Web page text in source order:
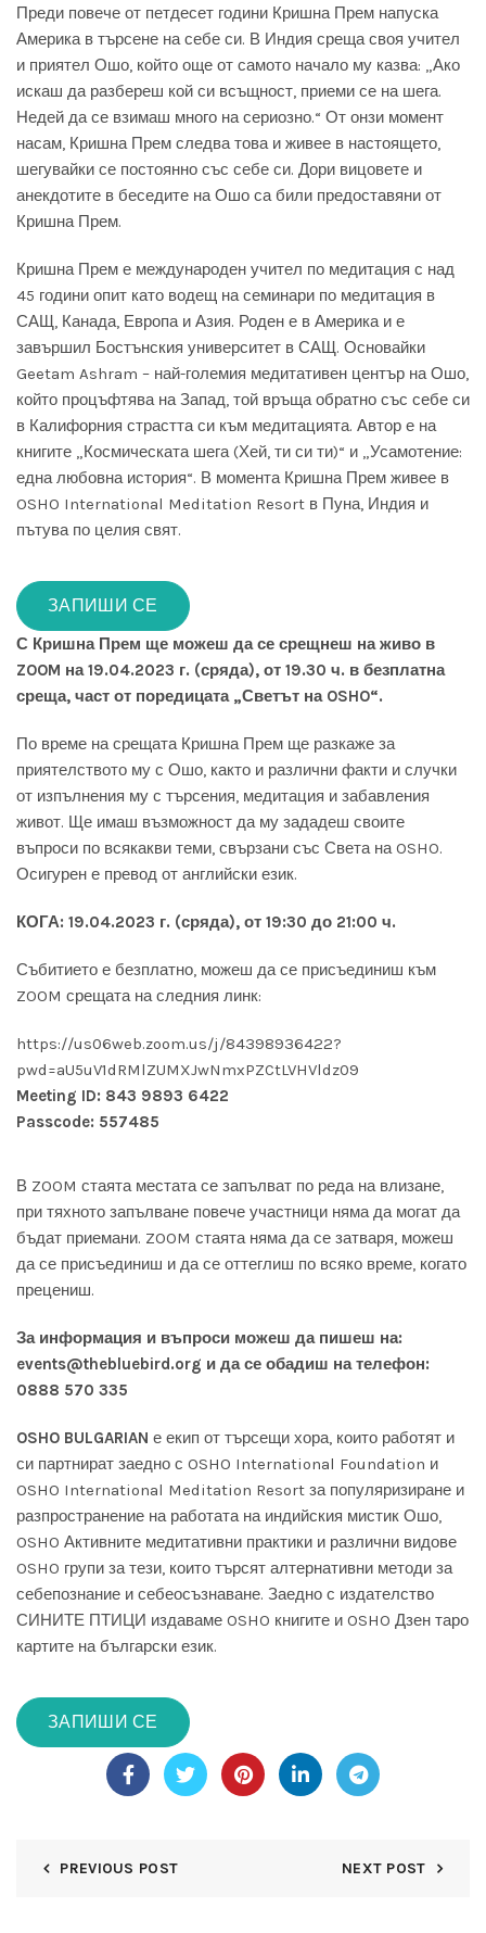
Преди повече от петдесет години Кришна Прем напуска
Америка в търсене на себе си. В Индия среща своя учител
и приятел Ошо, който още от самото начало му казва: „Ако
искаш да разбереш кой си всъщност, приеми се на шега.
Недей да се взимаш много на сериозно.“ От онзи момент
насам, Кришна Прем следва това и живее в настоящето,
шегувайки се постоянно със себе си. Дори вицовете и
анекдотите в беседите на Ошо са били предоставяни от
Кришна Прем.
Кришна Прем е международен учител по медитация с над
45 години опит като водещ на семинари по медитация в
САЩ, Канада, Европа и Азия. Роден е в Америка и е
завършил Бостънския университет в САЩ. Основайки
Geetam Ashram – най-големия медитативен център на Ошо,
който процъфтява на Запад, той връща обратно със себе си
в Калифорния страстта си към медитацията. Автор е на
книгите „Космическата шега (Хей, ти си ти)“ и „Усамотение:
една любовна история“. В момента Кришна Прем живее в
OSHO International Meditation Resort в Пуна, Индия и
пътува по целия свят.
ЗАПИШИ СЕ
С Кришна Прем ще можеш да се срещнеш на живо в
ZOOM на 19.04.2023 г. (сряда), от 19.30 ч. в безплатна
среща, част от поредицата „Светът на OSHO“.
По време на срещата Кришна Прем ще разкаже за
приятелството му с Ошо, както и различни факти и случки
от изпълнения му с търсения, медитация и забавления
живот. Ще имаш възможност да му зададеш своите
въпроси по всякакви теми, свързани със Света на OSHO.
Осигурен е превод от английски език.
КОГА: 19.04.2023 г. (сряда), от 19:30 до 21:00 ч.
Събитието е безплатно, можеш да се присъединиш към
ZOOM срещата на следния линк:
https://us06web.zoom.us/j/84398936422?
pwd=aU5uV1dRMlZUMXJwNmxPZCtLVHVldz09
Meeting ID: 843 9893 6422
Passcode: 557485
В ZOOM стаята местата се запълват по реда на влизане,
при тяхното запълване повече участници няма да могат да
бъдат приемани. ZOOM стаята няма да се затваря, можеш
да се присъединиш и да се оттеглиш по всяко време, когато
прецениш.
За информация и въпроси можеш да пишеш на:
events@thebluebird.org и да се обадиш на телефон:
0888 570 335
OSHO BULGARIAN е екип от търсещи хора, които работят и
си партнират заедно с OSHO International Foundation и
OSHO International Meditation Resort за популяризиране и
разпространение на работата на индийския мистик Ошо,
OSHO Активните медитативни практики и различни видове
OSHO групи за тези, които търсят алтернативни методи за
себепознание и себеосъзнаване. Заедно с издателство
СИНИТЕ ПТИЦИ издаваме OSHO книгите и OSHO Дзен таро
картите на български език.
ЗАПИШИ СЕ
PREVIOUS POST NEXT POST